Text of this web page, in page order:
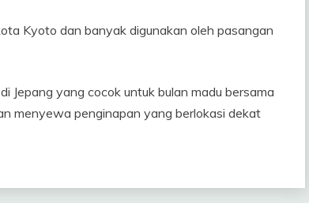
Kyoto dan banyak digunakan oleh pasangan
Jepang yang cocok untuk bulan madu bersama
menyewa penginapan yang berlokasi dekat